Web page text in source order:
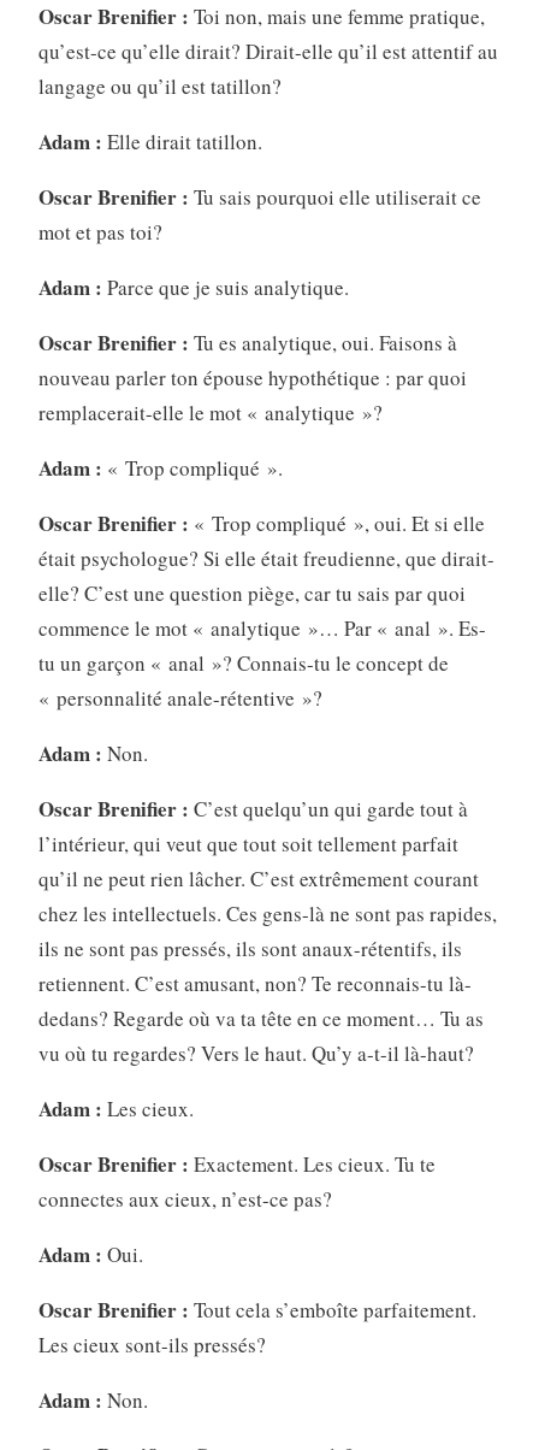
Oscar Brenifier : Toi non, mais une femme pratique,
qu’est-ce qu’elle dirait? Dirait-elle qu’il est attentif au
langage ou qu’il est tatillon?
Adam : Elle dirait tatillon.
Oscar Brenifier : Tu sais pourquoi elle utiliserait ce
mot et pas toi?
Adam : Parce que je suis analytique.
Oscar Brenifier : Tu es analytique, oui. Faisons à
nouveau parler ton épouse hypothétique : par quoi
remplacerait-elle le mot « analytique »?
Adam : « Trop compliqué ».
Oscar Brenifier : « Trop compliqué », oui. Et si elle
était psychologue? Si elle était freudienne, que dirait-
elle? C’est une question piège, car tu sais par quoi
commence le mot « analytique »… Par « anal ». Es-
tu un garçon « anal »? Connais-tu le concept de
« personnalité anale-rétentive »?
Adam : Non.
Oscar Brenifier : C’est quelqu’un qui garde tout à
l’intérieur, qui veut que tout soit tellement parfait
qu’il ne peut rien lâcher. C’est extrêmement courant
chez les intellectuels. Ces gens-là ne sont pas rapides,
ils ne sont pas pressés, ils sont anaux-rétentifs, ils
retiennent. C’est amusant, non? Te reconnais-tu là-
dedans? Regarde où va ta tête en ce moment… Tu as
vu où tu regardes? Vers le haut. Qu’y a-t-il là-haut?
Adam : Les cieux.
Oscar Brenifier : Exactement. Les cieux. Tu te
connectes aux cieux, n’est-ce pas?
Adam : Oui.
Oscar Brenifier : Tout cela s’emboîte parfaitement.
Les cieux sont-ils pressés?
Adam : Non.